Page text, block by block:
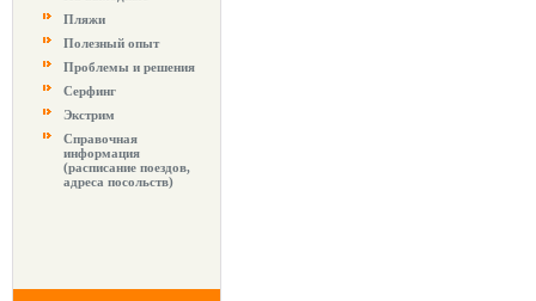
Пляжи
Полезный опыт
Проблемы и решения
Серфинг
Экстрим
Справочная
информация
(расписание поездов,
адреса посольств)